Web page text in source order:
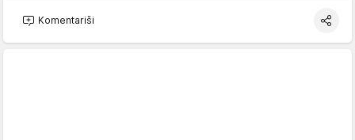
Komentariši